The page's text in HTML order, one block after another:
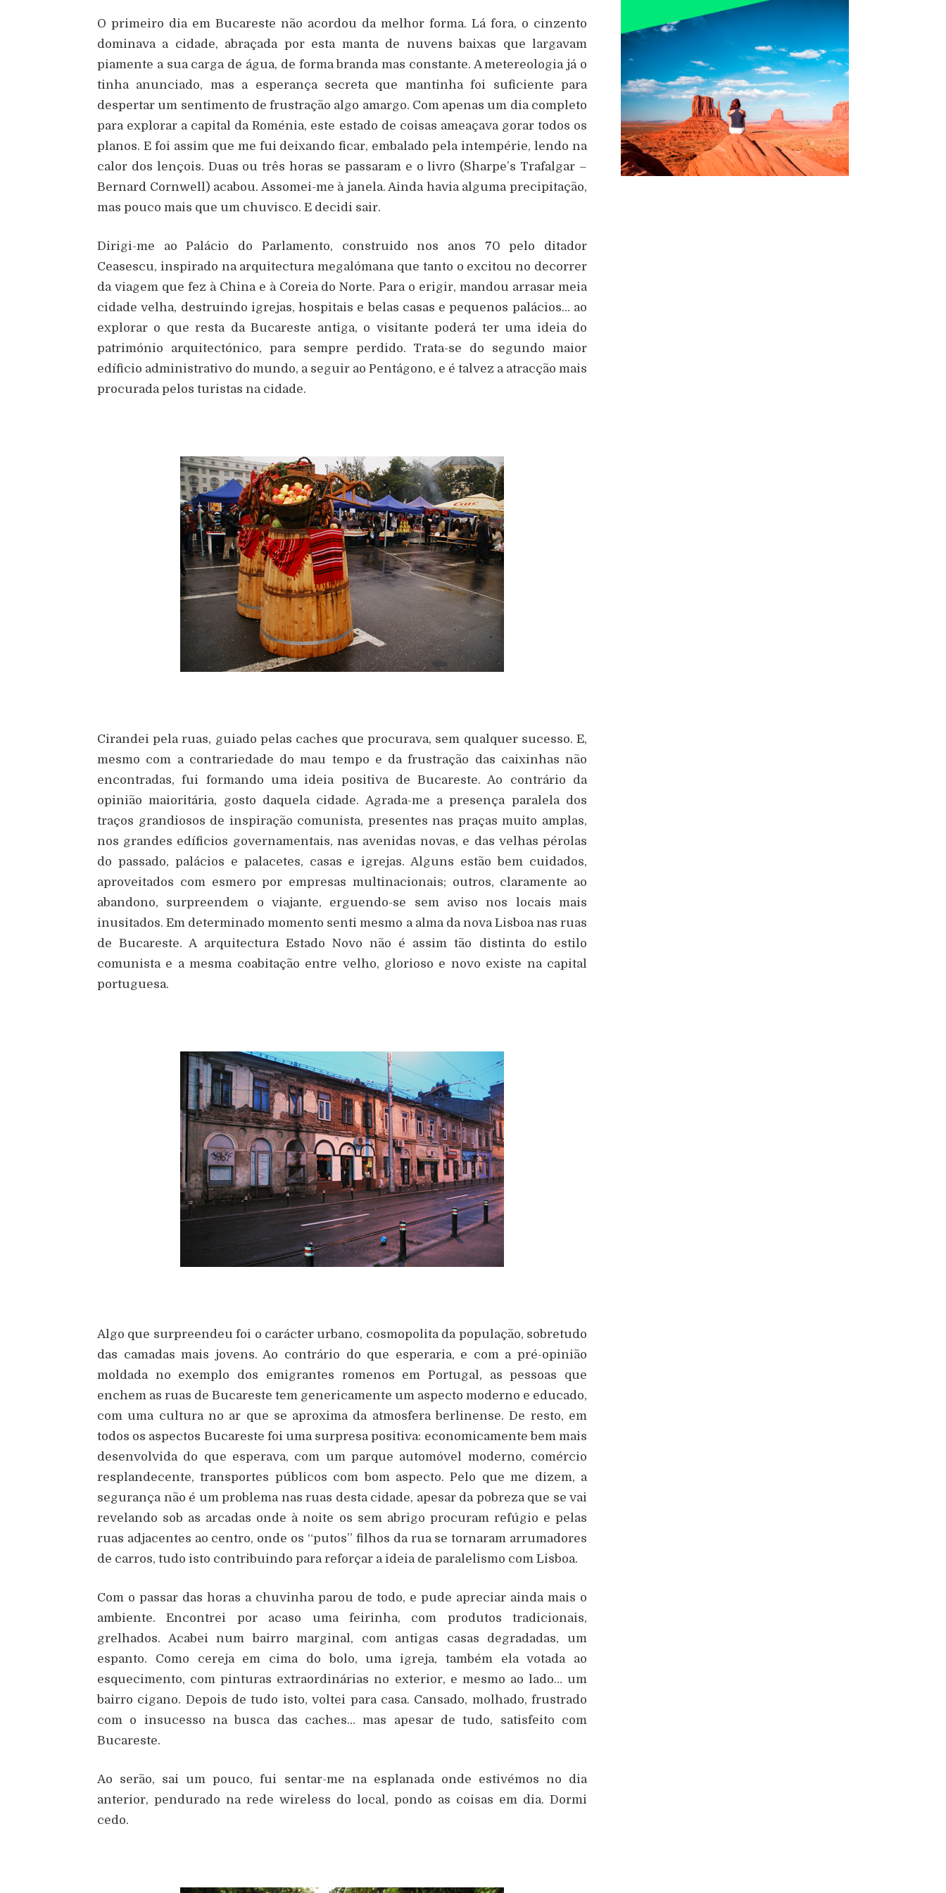
O primeiro dia em Bucareste não acordou da melhor forma. Lá fora, o cinzento
dominava a cidade, abraçada por esta manta de nuvens baixas que largavam
piamente a sua carga de água, de forma branda mas constante. A metereologia já o
tinha anunciado, mas a esperança secreta que mantinha foi suficiente para
despertar um sentimento de frustração algo amargo. Com apenas um dia completo
para explorar a capital da Roménia, este estado de coisas ameaçava gorar todos os
planos. E foi assim que me fui deixando ficar, embalado pela intempérie, lendo na
calor dos lençois. Duas ou três horas se passaram e o livro (Sharpe’s Trafalgar –
Bernard Cornwell) acabou. Assomei-me à janela. Ainda havia alguma precipitação,
mas pouco mais que um chuvisco. E decidi sair.
Dirigi-me ao Palácio do Parlamento, construido nos anos 70 pelo ditador
Ceasescu, inspirado na arquitectura megalómana que tanto o excitou no decorrer
da viagem que fez à China e à Coreia do Norte. Para o erigir, mandou arrasar meia
cidade velha, destruindo igrejas, hospitais e belas casas e pequenos palácios… ao
explorar o que resta da Bucareste antiga, o visitante poderá ter uma ideia do
património arquitectónico, para sempre perdido. Trata-se do segundo maior
edíficio administrativo do mundo, a seguir ao Pentágono, e é talvez a atracção mais
procurada pelos turistas na cidade.
Cirandei pela ruas, guiado pelas caches que procurava, sem qualquer sucesso. E,
mesmo com a contrariedade do mau tempo e da frustração das caixinhas não
encontradas, fui formando uma ideia positiva de Bucareste. Ao contrário da
opinião maioritária, gosto daquela cidade. Agrada-me a presença paralela dos
traços grandiosos de inspiração comunista, presentes nas praças muito amplas,
nos grandes edíficios governamentais, nas avenidas novas, e das velhas pérolas
do passado, palácios e palacetes, casas e igrejas. Alguns estão bem cuidados,
aproveitados com esmero por empresas multinacionais; outros, claramente ao
abandono, surpreendem o viajante, erguendo-se sem aviso nos locais mais
inusitados. Em determinado momento senti mesmo a alma da nova Lisboa nas ruas
de Bucareste. A arquitectura Estado Novo não é assim tão distinta do estilo
comunista e a mesma coabitação entre velho, glorioso e novo existe na capital
portuguesa.
Algo que surpreendeu foi o carácter urbano, cosmopolita da população, sobretudo
das camadas mais jovens. Ao contrário do que esperaria, e com a pré-opinião
moldada no exemplo dos emigrantes romenos em Portugal, as pessoas que
enchem as ruas de Bucareste tem genericamente um aspecto moderno e educado,
com uma cultura no ar que se aproxima da atmosfera berlinense. De resto, em
todos os aspectos Bucareste foi uma surpresa positiva: economicamente bem mais
desenvolvida do que esperava, com um parque automóvel moderno, comércio
resplandecente, transportes públicos com bom aspecto. Pelo que me dizem, a
segurança não é um problema nas ruas desta cidade, apesar da pobreza que se vai
revelando sob as arcadas onde à noite os sem abrigo procuram refúgio e pelas
ruas adjacentes ao centro, onde os “putos” filhos da rua se tornaram arrumadores
de carros, tudo isto contribuindo para reforçar a ideia de paralelismo com Lisboa.
Com o passar das horas a chuvinha parou de todo, e pude apreciar ainda mais o
ambiente. Encontrei por acaso uma feirinha, com produtos tradicionais,
grelhados. Acabei num bairro marginal, com antigas casas degradadas, um
espanto. Como cereja em cima do bolo, uma igreja, também ela votada ao
esquecimento, com pinturas extraordinárias no exterior, e mesmo ao lado… um
bairro cigano. Depois de tudo isto, voltei para casa. Cansado, molhado, frustrado
com o insucesso na busca das caches… mas apesar de tudo, satisfeito com
Bucareste.
Ao serão, sai um pouco, fui sentar-me na esplanada onde estivémos no dia
anterior, pendurado na rede wireless do local, pondo as coisas em dia. Dormi
cedo.